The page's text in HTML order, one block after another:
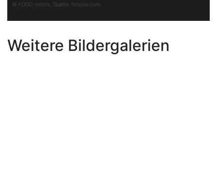
© FOOD-micro, Quelle: fotolia.com
Weitere Bildergalerien